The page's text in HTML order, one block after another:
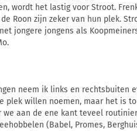
wordt het lastig voor Stroot.
Roon zijn zeker van hun plek.
jongere jongens als
neem ik links en rechtsbuiten
plek willen noemen, maar het is
aan de ene kant teveel
(Babel, Promes,